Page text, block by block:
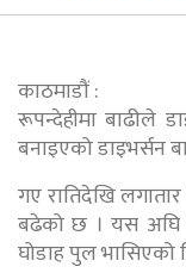
काठमाडौं :
रूपन्देहीमा बाढीले
बनाइएको डाइभर्सन
गए रातिदेखि
बढेको छ । यस अघि
घोडाह पुल भासिएको